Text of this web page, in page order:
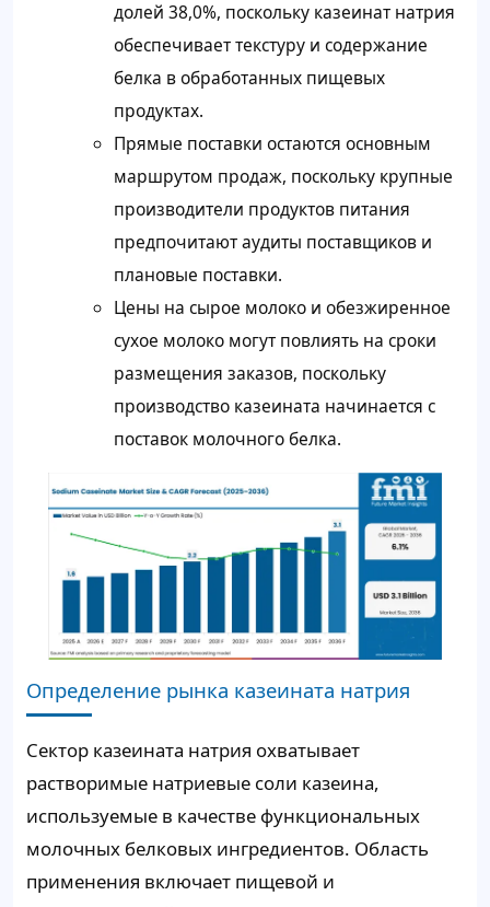
долей 38,0%, поскольку казеинат натрия
обеспечивает текстуру и содержание
белка в обработанных пищевых
продуктах.
Прямые поставки остаются основным
маршрутом продаж, поскольку крупные
производители продуктов питания
предпочитают аудиты поставщиков и
плановые поставки.
Цены на сырое молоко и обезжиренное
сухое молоко могут повлиять на сроки
размещения заказов, поскольку
производство казеината начинается с
поставок молочного белка.
Определение рынка казеината натрия
Сектор казеината натрия охватывает
растворимые натриевые соли казеина,
используемые в качестве функциональных
молочных белковых ингредиентов. Область
применения включает пищевой и